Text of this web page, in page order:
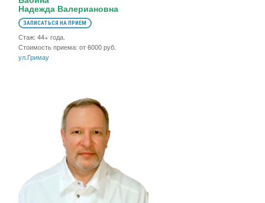
Надежда Валериановна
ЗАПИСАТЬСЯ НА ПРИЕМ
Стаж: 44+ года.
Стоимость приема: от 6000 руб.
ул.Гримау